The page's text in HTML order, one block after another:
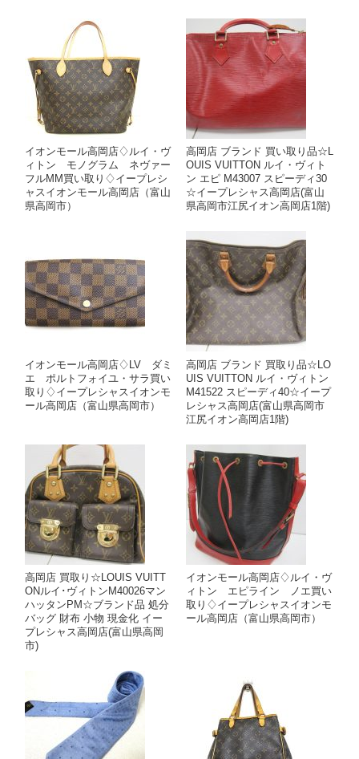
イオンモール高岡店♢ルイ・ヴ
ィトン モノグラム ネヴァー
フルMM買い取り♢イープレシ
ャスイオンモール高岡店（富山
県高岡市）
高岡店 ブランド 買い取り品☆L
OUIS VUITTON ルイ・ヴィト
ン エピ M43007 スピーディ30
☆イープレシャス高岡店(富山
県高岡市江尻イオン高岡店1階)
イオンモール高岡店♢LV ダミ
エ ポルトフォイユ・サラ買い
取り♢イープレシャスイオンモ
ール高岡店（富山県高岡市）
高岡店 ブランド 買取り品☆LO
UIS VUITTON ルイ・ヴィトン
M41522 スピーディ40☆イープ
レシャス高岡店(富山県高岡市
江尻イオン高岡店1階)
高岡店 買取り☆LOUIS VUITT
ONルイ･ヴィトンM40026マン
ハッタンPM☆ブランド品 処分
バッグ 財布 小物 現金化 イー
プレシャス高岡店(富山県高岡
市)
イオンモール高岡店♢ルイ・ヴ
ィトン エピライン ノエ買い
取り♢イープレシャスイオンモ
ール高岡店（富山県高岡市）